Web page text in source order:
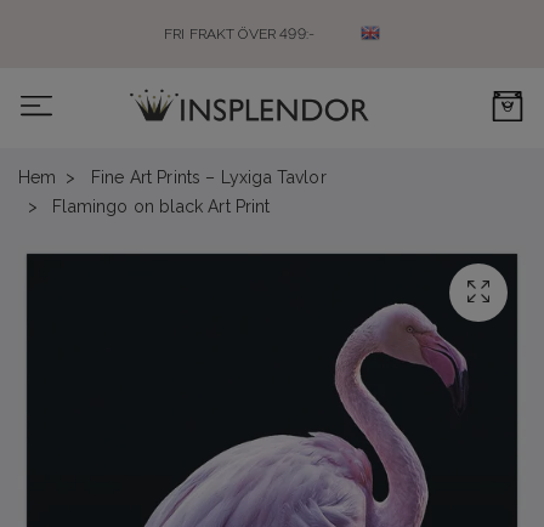
FRI FRAKT ÖVER 499:-
0
Hem
Fine Art Prints – Lyxiga Tavlor
Flamingo on black Art Print